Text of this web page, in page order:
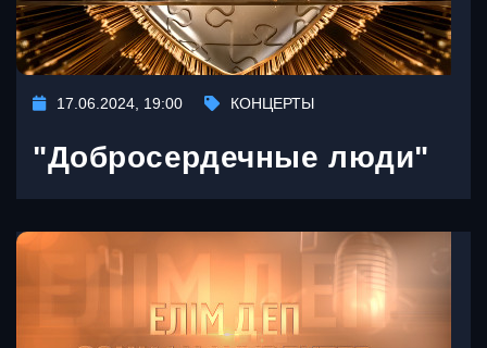
17.06.2024, 19:00 КОНЦЕРТЫ
"Добросердечные люди"